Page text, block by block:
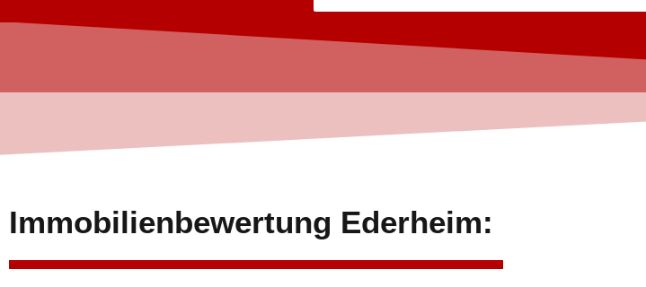
Immobilienbewertung Ederheim: